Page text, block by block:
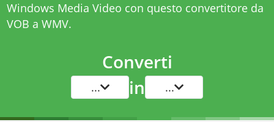
Windows Media Video con questo convertitore da
VOB a WMV.
Converti
... in ...